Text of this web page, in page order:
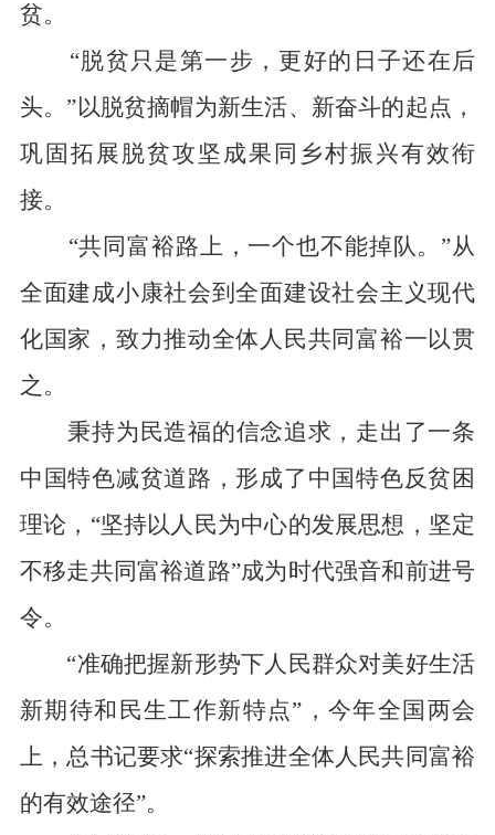
贫。
“脱贫只是第一步，更好的日子还在后
头。”以脱贫摘帽为新生活、新奋斗的起点，
巩固拓展脱贫攻坚成果同乡村振兴有效衔
接。
“共同富裕路上，一个也不能掉队。”从
全面建成小康社会到全面建设社会主义现代
化国家，致力推动全体人民共同富裕一以贯
之。
秉持为民造福的信念追求，走出了一条
中国特色减贫道路，形成了中国特色反贫困
理论，“坚持以人民为中心的发展思想，坚定
不移走共同富裕道路”成为时代强音和前进号
令。
“准确把握新形势下人民群众对美好生活
新期待和民生工作新特点”，今年全国两会
上，总书记要求“探索推进全体人民共同富裕
的有效途径”。